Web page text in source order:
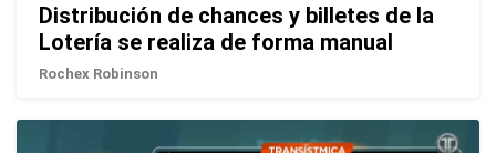
Distribución de chances y billetes de la
Lotería se realiza de forma manual
Rochex Robinson